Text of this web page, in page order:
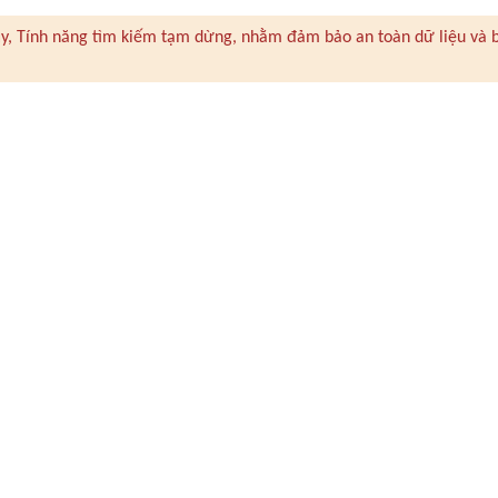
Tính năng tìm kiếm tạm dừng, nhằm đảm bảo an toàn dữ liệu và